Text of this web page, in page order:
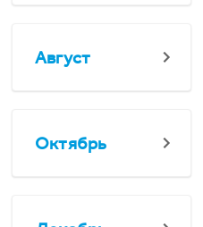
Август
Октябрь